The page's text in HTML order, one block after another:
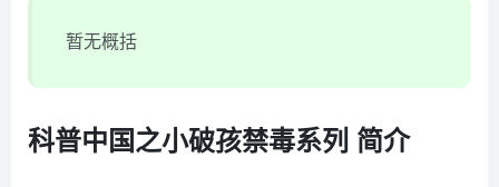
暂无概括
科普中国之小破孩禁毒系列 简介